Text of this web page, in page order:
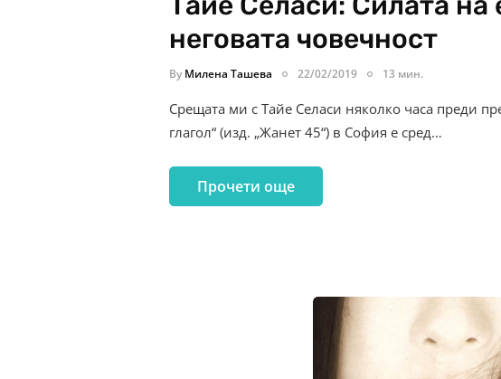
неговата човечност
By Милена Ташева 22/02/2019 13 мин.
Срещата ми с Тайе Селаси няколко часа преди
глагол“ (изд. „Жанет 45“) в София е сред…
Прочети още